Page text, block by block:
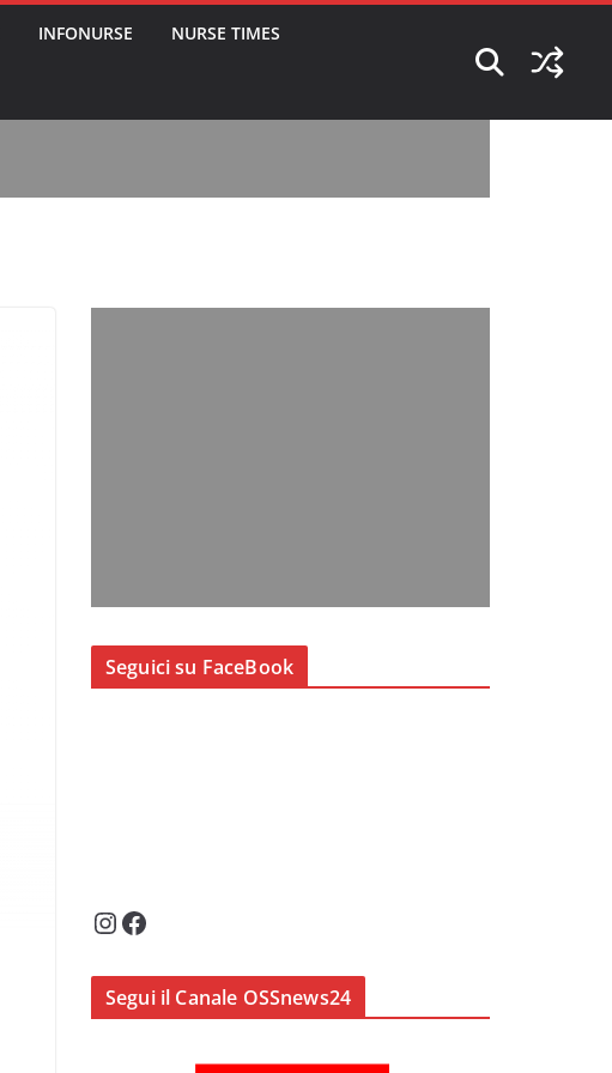
INFONURSE NURSE TIMES
Seguici su FaceBook
InstagramFacebook
Segui il Canale OSSnews24